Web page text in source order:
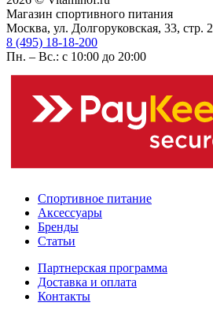
Магазин спортивного питания
Москва, ул. Долгоруковская, 33, стр. 2
8 (495) 18-18-200
Пн. – Вс.: с 10:00 до 20:00
Спортивное питание
Аксессуары
Бренды
Статьи
Партнерская программа
Доставка и оплата
Контакты